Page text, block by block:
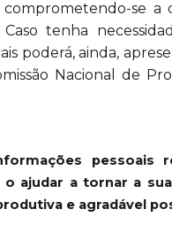
comprometendo-se a
tenha
poderá, ainda,
Nacional de
pessoais
o ajudar a tornar a
e agradável